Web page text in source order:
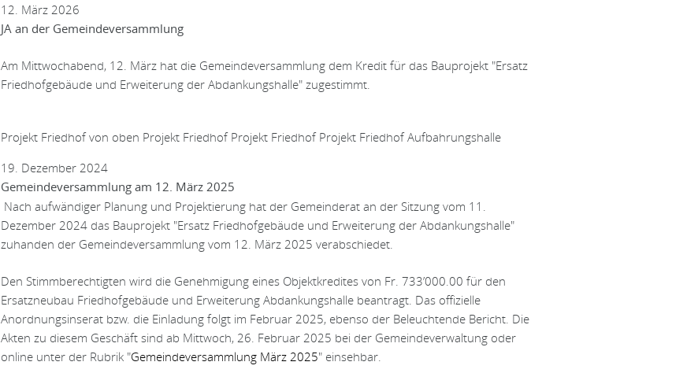
12. März 2026
JA an der Gemeindeversammlung
Am Mittwochabend, 12. März hat die Gemeindeversammlung dem Kredit für das Bauprojekt "Ersatz
Friedhofgebäude und Erweiterung der Abdankungshalle" zugestimmt.
Projekt Friedhof von oben Projekt Friedhof Projekt Friedhof Projekt Friedhof Aufbahrungshalle
19. Dezember 2024
Gemeindeversammlung am 12. März 2025
Nach aufwändiger Planung und Projektierung hat der Gemeinderat an der Sitzung vom 11.
Dezember 2024 das Bauprojekt "Ersatz Friedhofgebäude und Erweiterung der Abdankungshalle"
zuhanden der Gemeindeversammlung vom 12. März 2025 verabschiedet.
Den Stimmberechtigten wird die Genehmigung eines Objektkredites von Fr. 733’000.00 für den
Ersatzneubau Friedhofgebäude und Erweiterung Abdankungshalle beantragt. Das offizielle
Anordnungsinserat bzw. die Einladung folgt im Februar 2025, ebenso der Beleuchtende Bericht. Die
Akten zu diesem Geschäft sind ab Mittwoch, 26. Februar 2025 bei der Gemeindeverwaltung oder
online unter der Rubrik "Gemeindeversammlung März 2025" einsehbar.